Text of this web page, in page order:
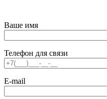
Ваше имя
Телефон для связи
E-mail